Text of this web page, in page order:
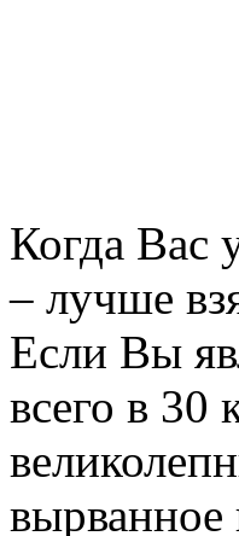
Когда Вас
– лучше
Если Вы
всего в 30
вырванное